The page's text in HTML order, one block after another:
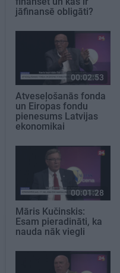
jāfinansē obligāti?
00:02:53
Atveseļošanās fonda
un Eiropas fondu
pienesums Latvijas
ekonomikai
00:01:28
Māris Kučinskis:
Esam pieradināti, ka
nauda nāk viegli